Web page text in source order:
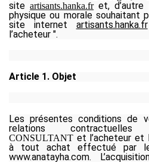
siteartisants.hanka.fret, d’autre
physique ou morale souhaitant
site internet artisants.hanka.fr
l’acheteur ".
Article 1. Objet
Les présentes conditions de
relations
CONSULTANT et l’acheteur et
à tout achat effectué par
www.anatayha.com.